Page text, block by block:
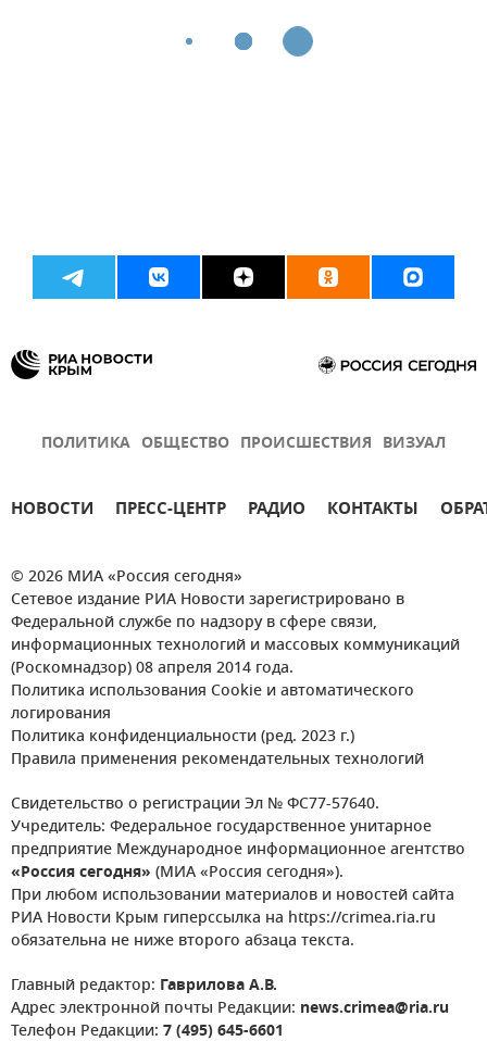
ПОЛИТИКА ОБЩЕСТВО ПРОИСШЕСТВИЯ ВИЗУАЛ
НОВОСТИ ПРЕСС-ЦЕНТР РАДИО КОНТАКТЫ
© 2026 МИА «Россия сегодня»
Сетевое издание РИА Новости зарегистрировано в
Федеральной службе по надзору в сфере связи,
информационных технологий и массовых коммуникаций
(Роскомнадзор) 08 апреля 2014 года.
Политика использования Cookie и автоматического
логирования
Политика конфиденциальности (ред. 2023 г.)
Правила применения рекомендательных технологий
Свидетельство о регистрации Эл № ФС77-57640.
Учредитель: Федеральное государственное унитарное
предприятие Международное информационное агентство
«Россия сегодня» (МИА «Россия сегодня»).
При любом использовании материалов и новостей сайта
РИА Новости Крым гиперссылка на https://crimea.ria.ru
обязательна не ниже второго абзаца текста.
Главный редактор: Гаврилова А.В.
Адрес электронной почты Редакции: news.crimea@ria.ru
Телефон Редакции: 7 (495) 645-6601